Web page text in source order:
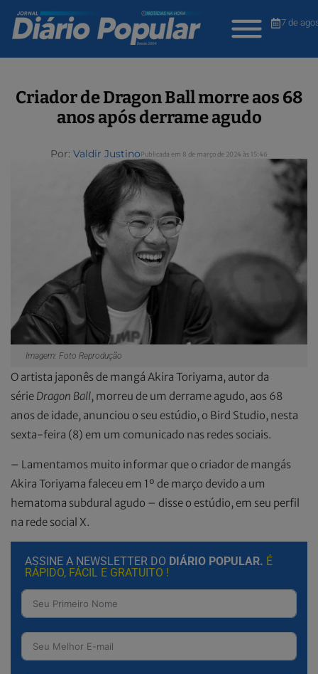
7 de
Criador de Dragon Ball morre aos 68
anos após derrame agudo
Por: Valdir JustinoPublicada em 8 de março de 2024 às 15:46
Imagem: Foto Reprodução
O artista japonês de mangá Akira Toriyama, autor da
série Dragon Ball, morreu de um derrame agudo, aos 68
anos de idade, anunciou o seu estúdio, o Bird Studio, nesta
sexta-feira (8) em um comunicado nas redes sociais.
– Lamentamos muito informar que o criador de mangás
Akira Toriyama faleceu em 1º de março devido a um
hematoma subdural agudo – disse o estúdio, em seu perfil
na rede social X.
ASSINE A NEWSLETTER DO DIÁRIO POPULAR. É
RÁPIDO, FÁCIL E GRATUITO !